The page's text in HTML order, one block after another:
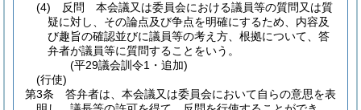
(4)
反問 本会議又は委員会における議員等の質問又は質
疑に対し、その論点及び争点を明確にするため、内容及
び趣旨の確認並びに議員等の考え方、根拠について、答
弁者が議員等に質問することをいう。
(平29議会訓令1・追加)
(行使)
第3条
答弁者は、本会議又は委員会において自らの意思を表